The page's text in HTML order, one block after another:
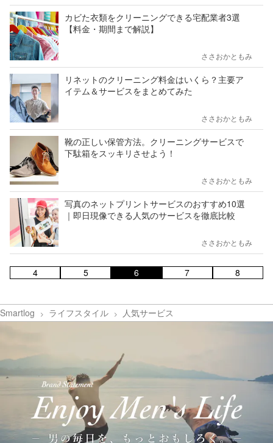
カビた衣類をクリーニングできる宅配業者3選
【料金・期間まで解説】
ささおかともみ
リネットのクリーニング料金はいくら？主要ア
イテム＆サービスをまとめてみた
ささおかともみ
靴の正しい保管方法。クリーニングサービスで
下駄箱をスッキリさせよう！
ささおかともみ
写真のネットプリントサービスのおすすめ10選
｜即日現像できる人気のサービスを徹底比較
ささおかともみ
4 5 6 7 8
Smartlog ライフスタイル 人気サービス